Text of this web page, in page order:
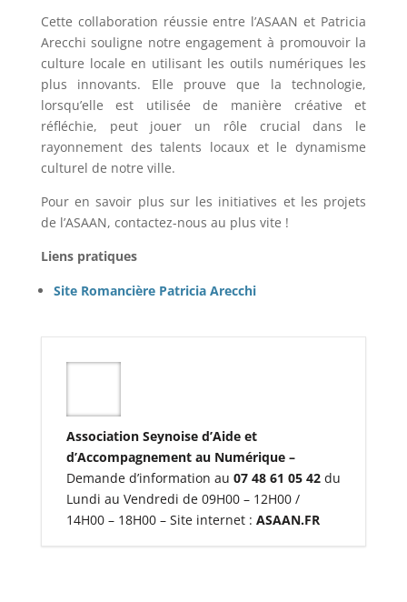
Cette collaboration réussie entre l’ASAAN et Patricia
Arecchi souligne notre engagement à promouvoir la
culture locale en utilisant les outils numériques les
plus innovants. Elle prouve que la technologie,
lorsqu’elle est utilisée de manière créative et
réfléchie, peut jouer un rôle crucial dans le
rayonnement des talents locaux et le dynamisme
culturel de notre ville.
Pour en savoir plus sur les initiatives et les projets
de l’ASAAN, contactez-nous au plus vite !
Liens pratiques
Site Romancière Patricia Arecchi
Association Seynoise d’Aide et
d’Accompagnement au Numérique –
Demande d’information au 07 48 61 05 42du
Lundi au Vendredi de 09H00 – 12H00 /
14H00 – 18H00 – Site internet : ASAAN.FR